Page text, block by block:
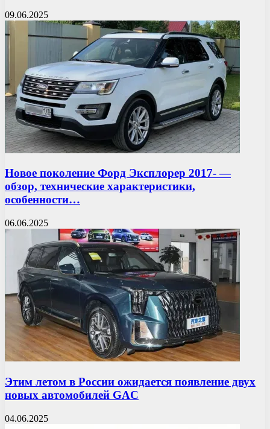
09.06.2025
Новое поколение Форд Эксплорер 2017- —
обзор, технические характеристики,
особенности…
06.06.2025
Этим летом в России ожидается появление двух
новых автомобилей GAC
04.06.2025